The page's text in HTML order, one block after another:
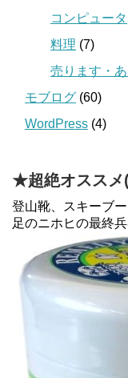
コンピュータ
料理 (7)
売ります・
モブログ (60)
WordPress (4)
★超絶オスス
登山靴、スキーブ
足のニホヒの最終